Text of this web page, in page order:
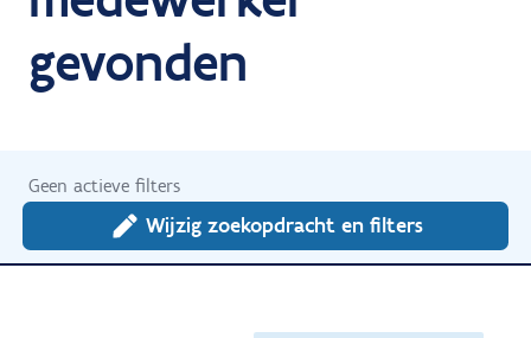
gevonden
Geen actieve filters
Wijzig zoekopdracht en filters